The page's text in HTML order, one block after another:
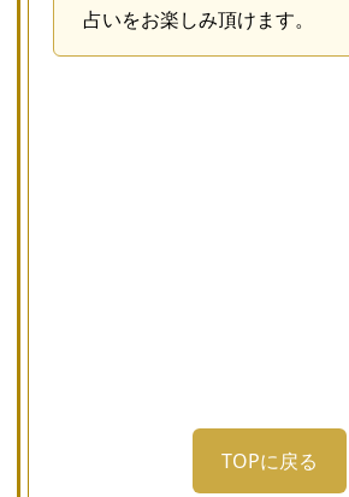
占いをお楽しみ頂けます。
TOPに戻る